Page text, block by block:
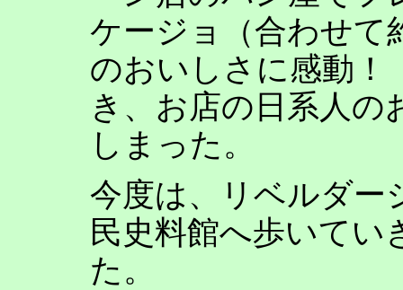
ケージョ（合わせて
のおいしさに感動
き、お店の日系人
しまった。
今度は、リベルダー
民史料館へ歩いてい
た。